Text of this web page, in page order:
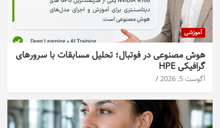
آموزشی
هوش مصنوعی در فوتبال؛ تحلیل مسابقات با سرورهای
گرافیکی HPE
آگوست 5, 2026